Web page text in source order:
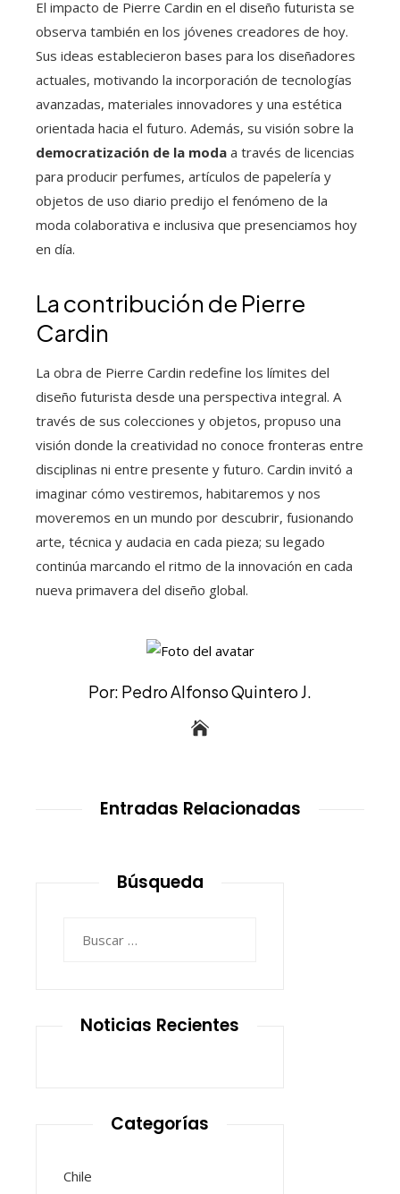
El impacto de Pierre Cardin en el diseño futurista se
observa también en los jóvenes creadores de hoy.
Sus ideas establecieron bases para los diseñadores
actuales, motivando la incorporación de tecnologías
avanzadas, materiales innovadores y una estética
orientada hacia el futuro. Además, su visión sobre la
democratización de la moda a través de licencias
para producir perfumes, artículos de papelería y
objetos de uso diario predijo el fenómeno de la
moda colaborativa e inclusiva que presenciamos hoy
en día.
La contribución de Pierre
Cardin
La obra de Pierre Cardin redefine los límites del
diseño futurista desde una perspectiva integral. A
través de sus colecciones y objetos, propuso una
visión donde la creatividad no conoce fronteras entre
disciplinas ni entre presente y futuro. Cardin invitó a
imaginar cómo vestiremos, habitaremos y nos
moveremos en un mundo por descubrir, fusionando
arte, técnica y audacia en cada pieza; su legado
continúa marcando el ritmo de la innovación en cada
nueva primavera del diseño global.
Por: Pedro Alfonso Quintero J.
Entradas Relacionadas
Búsqueda
Noticias Recientes
Categorías
Chile